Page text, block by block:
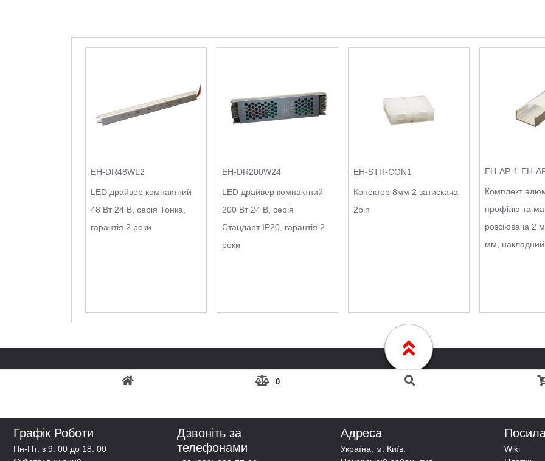
0
EH-DR48WL2
LED драйвер компактний
48 Вт 24 В, серія Тонка,
гарантія 2 роки
EH-DR200W24
LED драйвер компактний
200 Вт 24 В, серія
Стандарт IP20, гарантія 2
роки
EH-STR-CON1
Конектор 8мм 2 затискача
2pin
EH-AP-1-EH-
Комплект
профілю та
розсіювача 2
мм, накладний
Графік Роботи
Пн-Пт: з 9: 00 до 18: 00
Дзвоніть за
телефонами
Адреса
Українa, м. Київ.
Wiki